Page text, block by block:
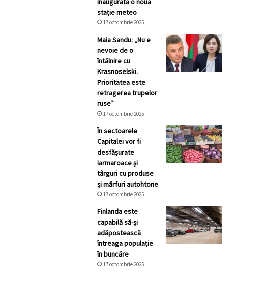
stație meteo
17 octombrie 2025
Maia Sandu: „Nu e
nevoie de o
întâlnire cu
Krasnoselski.
Prioritatea este
retragerea trupelor
ruse”
17 octombrie 2025
În sectoarele
Capitalei vor fi
desfășurate
iarmaroace și
târguri cu produse
și mărfuri autohtone
17 octombrie 2025
Finlanda este
capabilă să-și
adăpostească
întreaga populație
în buncăre
17 octombrie 2025